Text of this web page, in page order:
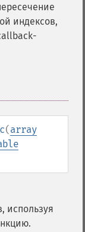
индексов,
(array
используя